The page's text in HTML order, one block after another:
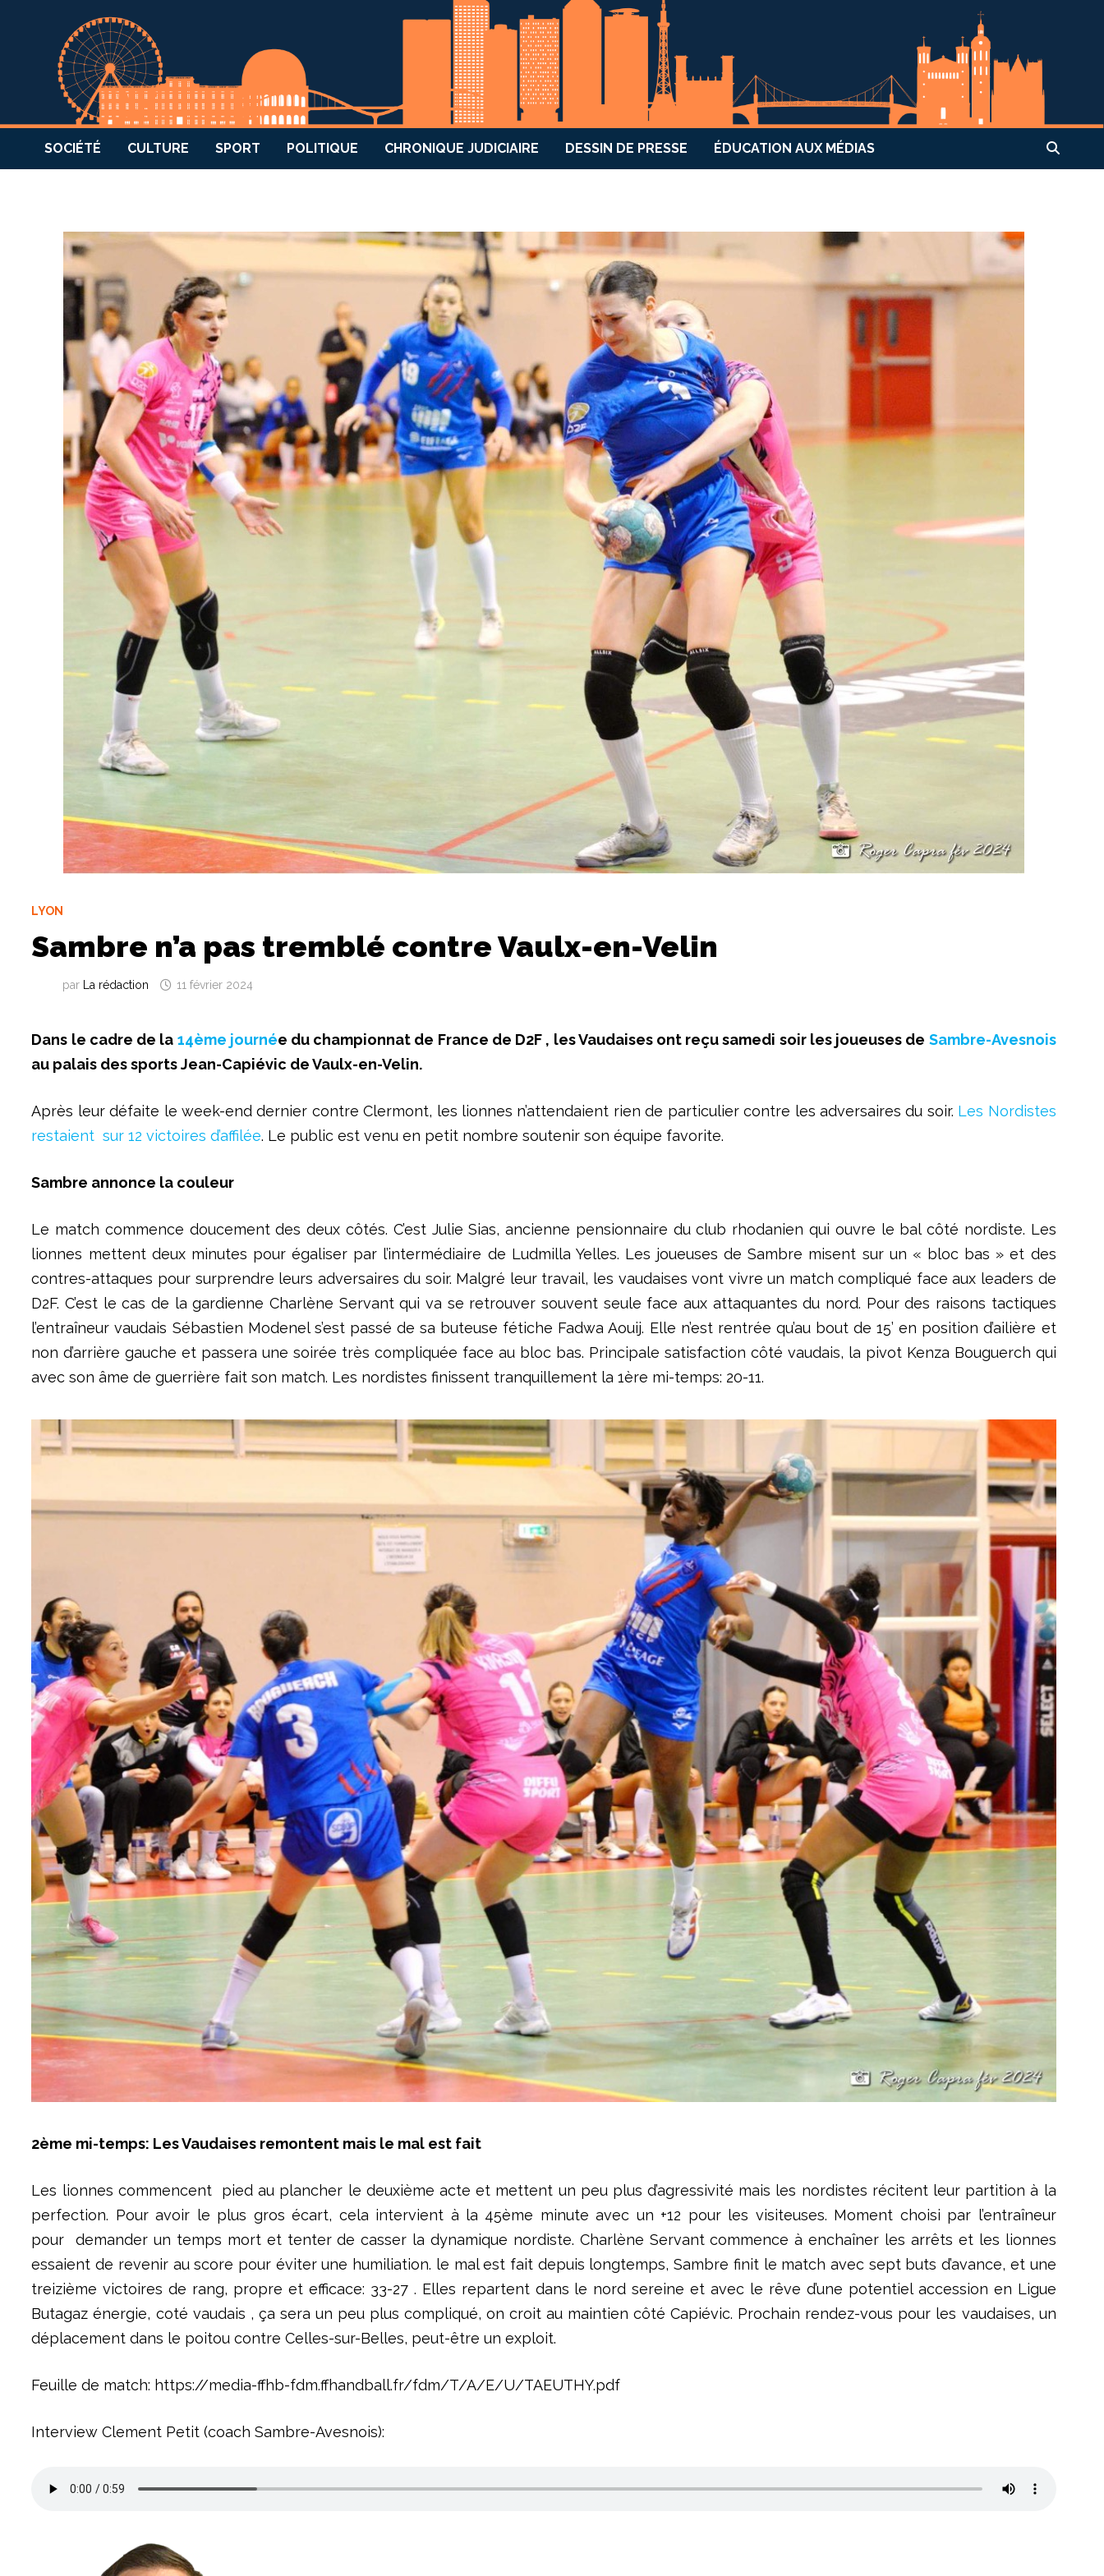
SOCIÉTÉ CULTURE SPORT POLITIQUE CHRONIQUE JUDICIAIRE DESSIN DE PRESSE ÉDUCATION AUX MÉDIAS
LYON
Sambre n’a pas tremblé contre Vaulx-en-Velin
par La rédaction 11 février 2024
Dans le cadre de la 14ème journée du championnat de France de D2F , les Vaudaises ont reçu samedi soir les joueuses de Sambre-Avesnois
au palais des sports Jean-Capiévic de Vaulx-en-Velin.
Après leur défaite le week-end dernier contre Clermont, les lionnes n’attendaient rien de particulier contre les adversaires du soir. Les Nordistes
restaient sur 12 victoires d’affilée. Le public est venu en petit nombre soutenir son équipe favorite.
Sambre annonce la couleur
Le match commence doucement des deux côtés. C’est Julie Sias, ancienne pensionnaire du club rhodanien qui ouvre le bal côté nordiste. Les
lionnes mettent deux minutes pour égaliser par l’intermédiaire de Ludmilla Yelles. Les joueuses de Sambre misent sur un « bloc bas » et des
contres-attaques pour surprendre leurs adversaires du soir. Malgré leur travail, les vaudaises vont vivre un match compliqué face aux leaders de
D2F. C’est le cas de la gardienne Charlène Servant qui va se retrouver souvent seule face aux attaquantes du nord. Pour des raisons tactiques
l’entraîneur vaudais Sébastien Modenel s’est passé de sa buteuse fétiche Fadwa Aouij. Elle n’est rentrée qu’au bout de 15’ en position d’ailière et
non d’arrière gauche et passera une soirée très compliquée face au bloc bas. Principale satisfaction côté vaudais, la pivot Kenza Bouguerch qui
avec son âme de guerrière fait son match. Les nordistes finissent tranquillement la 1ère mi-temps: 20-11.
2ème mi-temps: Les Vaudaises remontent mais le mal est fait
Les lionnes commencent pied au plancher le deuxième acte et mettent un peu plus d’agressivité mais les nordistes récitent leur partition à la
perfection. Pour avoir le plus gros écart, cela intervient à la 45ème minute avec un +12 pour les visiteuses. Moment choisi par l’entraîneur
pour demander un temps mort et tenter de casser la dynamique nordiste. Charlène Servant commence à enchaîner les arrêts et les lionnes
essaient de revenir au score pour éviter une humiliation. le mal est fait depuis longtemps, Sambre finit le match avec sept buts d’avance, et une
treizième victoires de rang, propre et efficace: 33-27 . Elles repartent dans le nord sereine et avec le rêve d’une potentiel accession en Ligue
Butagaz énergie, coté vaudais , ça sera un peu plus compliqué, on croit au maintien côté Capiévic. Prochain rendez-vous pour les vaudaises, un
déplacement dans le poitou contre Celles-sur-Belles, peut-être un exploit.
Feuille de match: https://media-ffhb-fdm.ffhandball.fr/fdm/T/A/E/U/TAEUTHY.pdf
Interview Clement Petit (coach Sambre-Avesnois):